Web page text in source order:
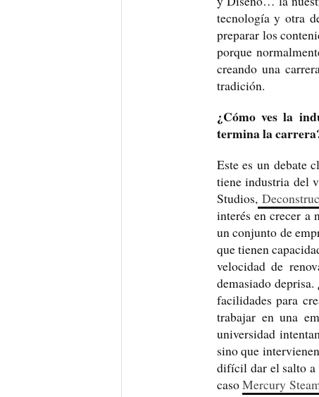
tecnología y otra
preparar los
porque
creando una
tradición.
¿Cómo ves la
termina la
Este es un debate
tiene industria del
Studios,
interés en crecer a
un conjunto de
que tienen
velocidad de
demasiado
facilidades para
trabajar en una
universidad
sino que
difícil dar el salto a
casoMercury